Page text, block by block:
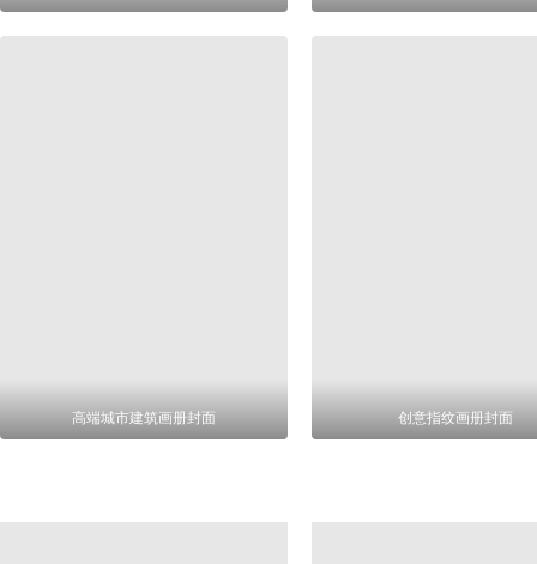
高端城市建筑画册封面 创意指纹画册封面